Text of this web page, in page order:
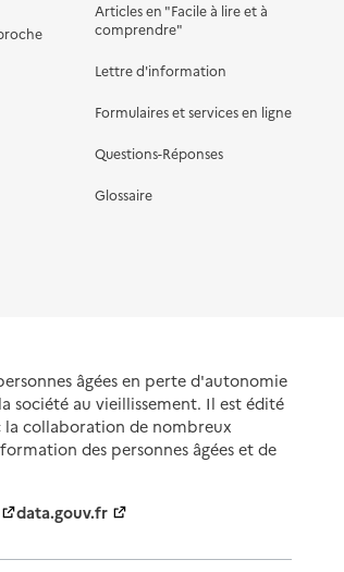
Articles en "Facile à lire et à
comprendre"
Lettre d'information
Formulaires et services en ligne
Questions-Réponses
Glossaire
âgées en perte d'autonomie
société au vieillissement. Il est édité
la collaboration de nombreux
des personnes âgées et de
data.gouv.fr